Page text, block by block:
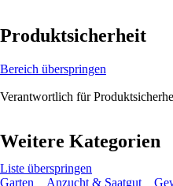
Produktsicherheit
Bereich überspringen
Verantwortlich für
Weitere Kategorien
Liste überspringen
Garten
Anzucht & Saatgut